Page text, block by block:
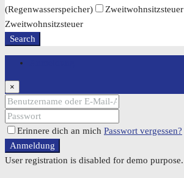
(Regenwasserspeicher)
Zweitwohnsitzsteuer
Zweitwohnsitzsteuer
Search
×
Erinnere dich an mich Passwort vergessen?
Anmeldung
User registration is disabled for demo purpose.